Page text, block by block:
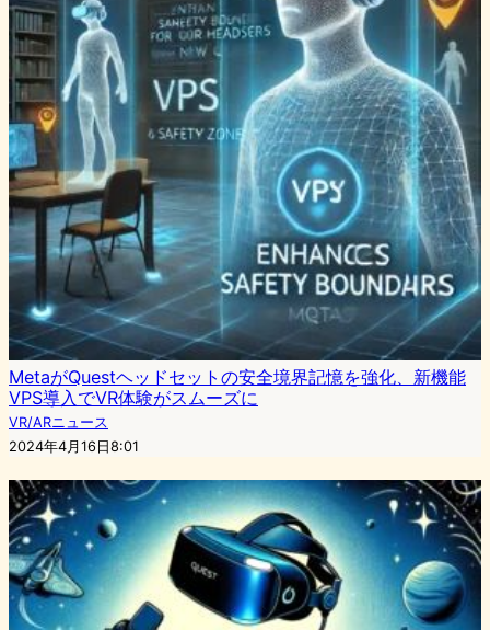
MetaがQuestヘッドセットの安全境界記憶を強化、新機能
VPS導入でVR体験がスムーズに
VR/ARニュース
2024年4月16日8:01